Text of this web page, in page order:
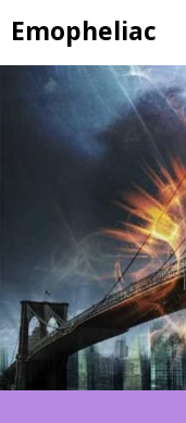
to
content
Emopheliac